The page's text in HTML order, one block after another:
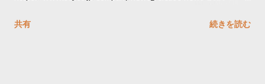
共有
続きを読む